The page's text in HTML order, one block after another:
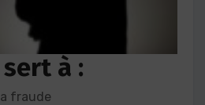
à :
fraude